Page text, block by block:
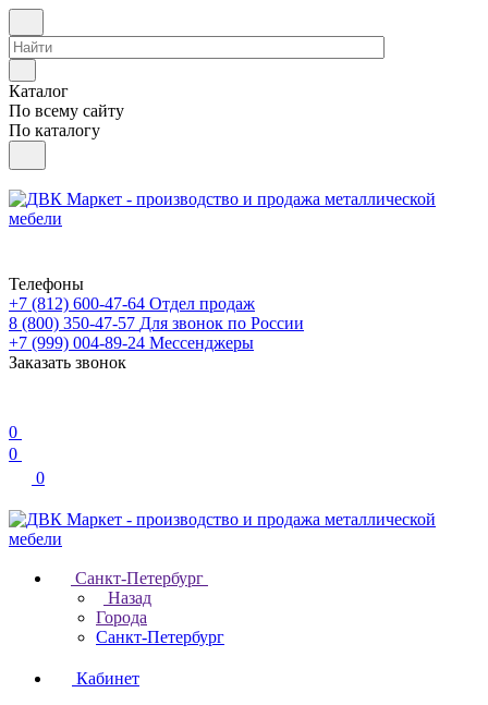
Каталог
По всему сайту
По каталогу
Телефоны
+7 (812) 600-47-64 Отдел продаж
8 (800) 350-47-57 Для звонок по России
+7 (999) 004-89-24 Мессенджеры
Заказать звонок
0
0
0
Санкт-Петербург
Назад
Города
Санкт-Петербург
Кабинет